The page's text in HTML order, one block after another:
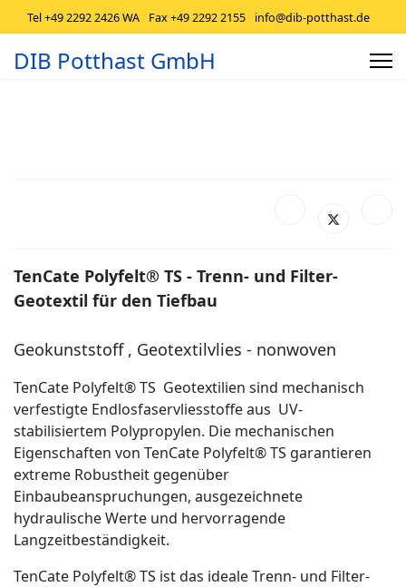
Tel +49 2292 2426 WA Fax +49 2292 2155 info@dib-potthast.de
DIB Potthast GmbH
TenCate Polyfelt® TS - Trenn- und Filter-
Geotextil für den Tiefbau
Geokunststoff , Geotextilvlies - nonwoven
TenCate Polyfelt® TS Geotextilien sind mechanisch
verfestigte Endlosfaservliesstoffe aus UV-
stabilisiertem Polypropylen. Die mechanischen
Eigenschaften von TenCate Polyfelt® TS garantieren
extreme Robustheit gegenüber
Einbaubeanspruchungen, ausgezeichnete
hydraulische Werte und hervorragende
Langzeitbeständigkeit.
TenCate Polyfelt® TS ist das ideale Trenn- und Filter-